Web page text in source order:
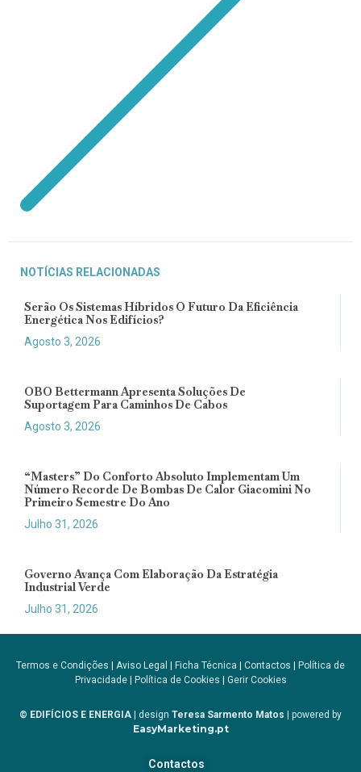
NOTÍCIAS RELACIONADAS
Serão Os Sistemas Híbridos O Futuro Da Eficiência
Energética Nos Edifícios?
Agosto 3, 2026
OBO Bettermann Apresenta Soluções De
Suportagem Para Caminhos De Cabos
Agosto 3, 2026
“Masters” Do Conforto Absoluto Implementam Um
Número Recorde De Bombas De Calor Giacomini No
Primeiro Semestre Do Ano
Julho 31, 2026
Governo Avança Com Elaboração Da Estratégia
Industrial Verde
Julho 31, 2026
Termos e Condições Aviso Legal Ficha Técnica Contactos
Política de
Privacidade| Política de Cookies Gerir Cookies
© EDIFÍCIOS E ENERGIA | design Teresa Sarmento Matos | powered by
EasyMarketing.pt
Contactos